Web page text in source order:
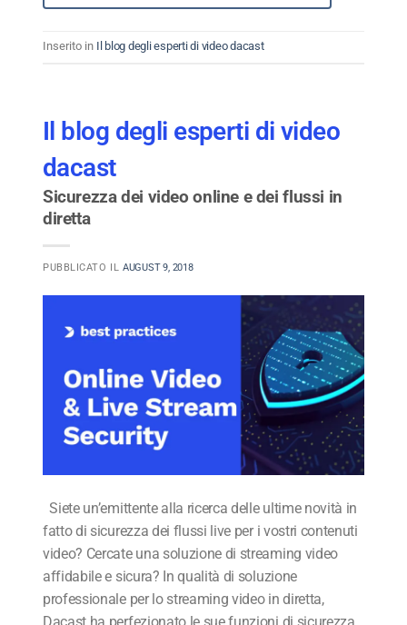
Inserito in Il blog degli esperti di video dacast
Il blog degli esperti di video
dacast
Sicurezza dei video online e dei flussi in
diretta
PUBBLICATO IL AUGUST 9, 2018
Siete un’emittente alla ricerca delle ultime novità in
fatto di sicurezza dei flussi live per i vostri contenuti
video? Cercate una soluzione di streaming video
affidabile e sicura? In qualità di soluzione
professionale per lo streaming video in diretta,